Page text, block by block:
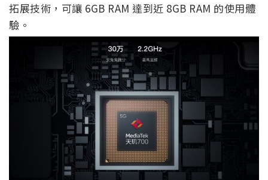
拓展技術，可讓 6GB RAM 達到近 8GB RAM 的使用體
驗。